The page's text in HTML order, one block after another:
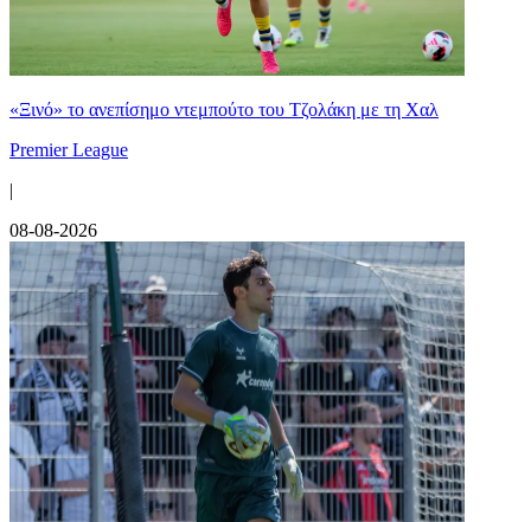
«Ξινό» το ανεπίσημο ντεμπούτο του Τζολάκη με τη Χαλ
Premier League
|
08-08-2026